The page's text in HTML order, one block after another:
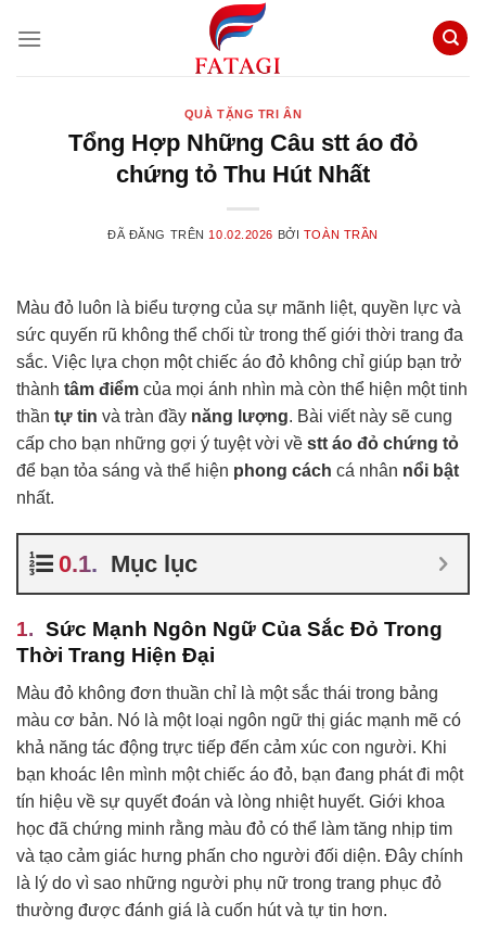
đến
QUÀ TẶNG TRI ÂN
Tổng Hợp Những Câu stt áo đỏ
chứng tỏ Thu Hút Nhất
ĐÃ ĐĂNG TRÊN 10.02.2026 BỞI TOÀN TRẦN
Màu đỏ luôn là biểu tượng của sự mãnh liệt, quyền lực và
sức quyến rũ không thể chối từ trong thế giới thời trang đa
sắc. Việc lựa chọn một chiếc áo đỏ không chỉ giúp bạn trở
thành tâm điểm của mọi ánh nhìn mà còn thể hiện một tinh
thần tự tin và tràn đầy năng lượng. Bài viết này sẽ cung
cấp cho bạn những gợi ý tuyệt vời về stt áo đỏ chứng tỏ
để bạn tỏa sáng và thể hiện phong cách cá nhân nổi bật
nhất.
Mục lục
Sức Mạnh Ngôn Ngữ Của Sắc Đỏ Trong
Thời Trang Hiện Đại
Màu đỏ không đơn thuần chỉ là một sắc thái trong bảng
màu cơ bản. Nó là một loại ngôn ngữ thị giác mạnh mẽ có
khả năng tác động trực tiếp đến cảm xúc con người. Khi
bạn khoác lên mình một chiếc áo đỏ, bạn đang phát đi một
tín hiệu về sự quyết đoán và lòng nhiệt huyết. Giới khoa
học đã chứng minh rằng màu đỏ có thể làm tăng nhịp tim
và tạo cảm giác hưng phấn cho người đối diện. Đây chính
là lý do vì sao những người phụ nữ trong trang phục đỏ
thường được đánh giá là cuốn hút và tự tin hơn.